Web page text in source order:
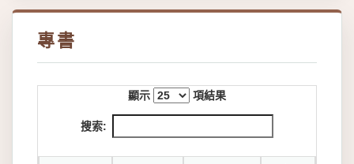
專書
顯示 項結果
搜索: